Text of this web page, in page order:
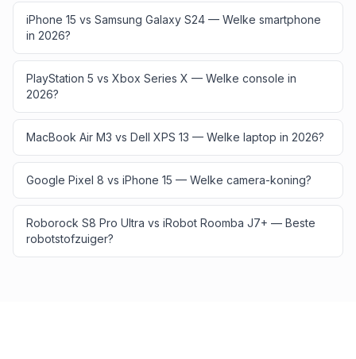
iPhone 15 vs Samsung Galaxy S24 — Welke smartphone
in 2026?
PlayStation 5 vs Xbox Series X — Welke console in
2026?
MacBook Air M3 vs Dell XPS 13 — Welke laptop in 2026?
Google Pixel 8 vs iPhone 15 — Welke camera-koning?
Roborock S8 Pro Ultra vs iRobot Roomba J7+ — Beste
robotstofzuiger?